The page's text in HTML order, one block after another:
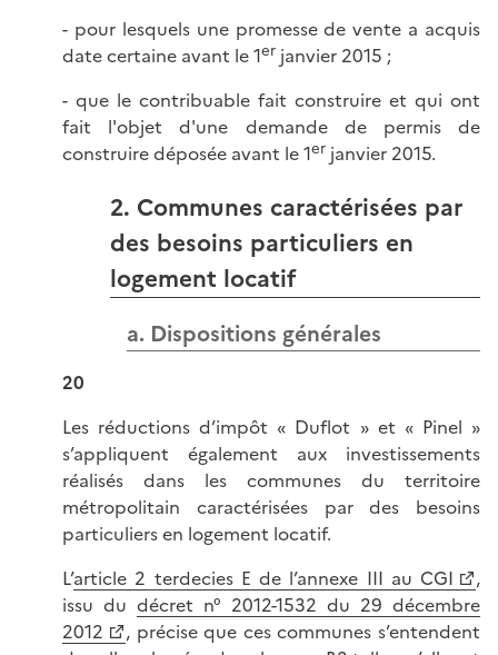
- pour lesquels une promesse de vente a acquis
date certaine avant le 1er janvier 2015 ;
- que le contribuable fait construire et qui ont
fait l'objet d'une demande de permis de
construire déposée avant le 1er janvier 2015.
2. Communes caractérisées par
des besoins particuliers en
logement locatif
a. Dispositions générales
20
Les réductions d’impôt « Duflot » et « Pinel »
s’appliquent également aux investissements
réalisés dans les communes du territoire
métropolitain caractérisées par des besoins
particuliers en logement locatif.
L’article 2 terdecies E de l’annexe III au CGI
,
issu du décret n° 2012-1532 du 29 décembre
2012
, précise que ces communes s’entendent